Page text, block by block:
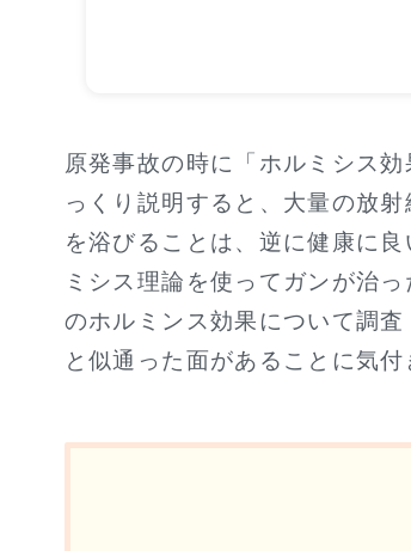
原発事故の時に「ホルミシス
っくり説明すると、大量の放
を浴びることは、逆に健康に
ミシス理論を使ってガンが治
のホルミンス効果について調
と似通った面があることに気付